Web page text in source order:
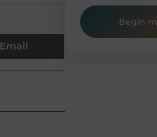
Email
Begin